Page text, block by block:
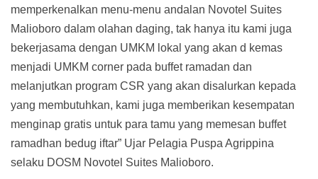
memperkenalkan menu-menu andalan Novotel Suites
Malioboro dalam olahan daging, tak hanya itu kami juga
bekerjasama dengan UMKM lokal yang akan d kemas
menjadi UMKM corner pada buffet ramadan dan
melanjutkan program CSR yang akan disalurkan kepada
yang membutuhkan, kami juga memberikan kesempatan
menginap gratis untuk para tamu yang memesan buffet
ramadhan bedug iftar” Ujar Pelagia Puspa Agrippina
selaku DOSM Novotel Suites Malioboro.